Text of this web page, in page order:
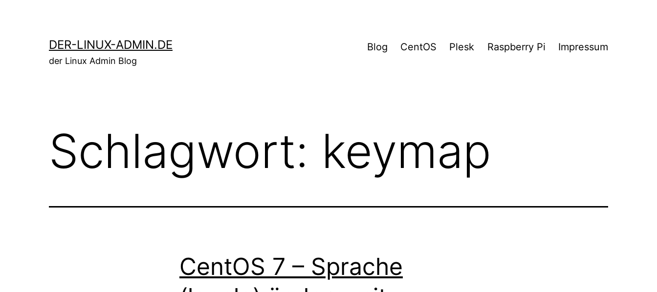
DER-LINUX-ADMIN.DE
der Linux Admin Blog
Blog CentOS Plesk Raspberry Pi Impressum
Schlagwort: keymap
CentOS 7 – Sprache